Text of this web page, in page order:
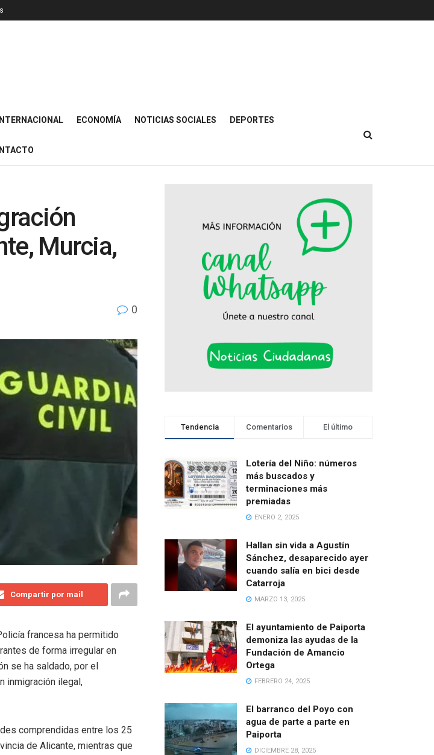
ECONOMÍA NOTICIAS SOCIALES DEPORTES
Murcia,
0
Compartir por mail
francesa ha permitido
de forma irregular en
se ha saldado, por el
inmigración ilegal,
comprendidas entre los 25
de Alicante, mientras que
Tendencia Comentarios El último
Lotería del Niño: números
más buscados y
terminaciones más
premiadas
ENERO 2, 2025
Hallan sin vida a Agustín
Sánchez, desaparecido ayer
cuando salía en bici desde
Catarroja
MARZO 13, 2025
El ayuntamiento de Paiporta
demoniza las ayudas de la
Fundación de Amancio
Ortega
FEBRERO 24, 2025
El barranco del Poyo con
agua de parte a parte en
Paiporta
DICIEMBRE 28, 2025